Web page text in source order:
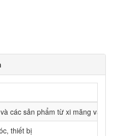
các sản phẩm từ xi măng và
thiết bị